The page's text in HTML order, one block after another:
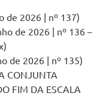
de 2026 | nº 137)
de 2026 | nº 136 –
de 2026 | nº 135)
CONJUNTA
FIM DA ESCALA